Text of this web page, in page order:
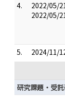
4.
2022/05/
2022/05/
5.
2024/11/
研究課題・受